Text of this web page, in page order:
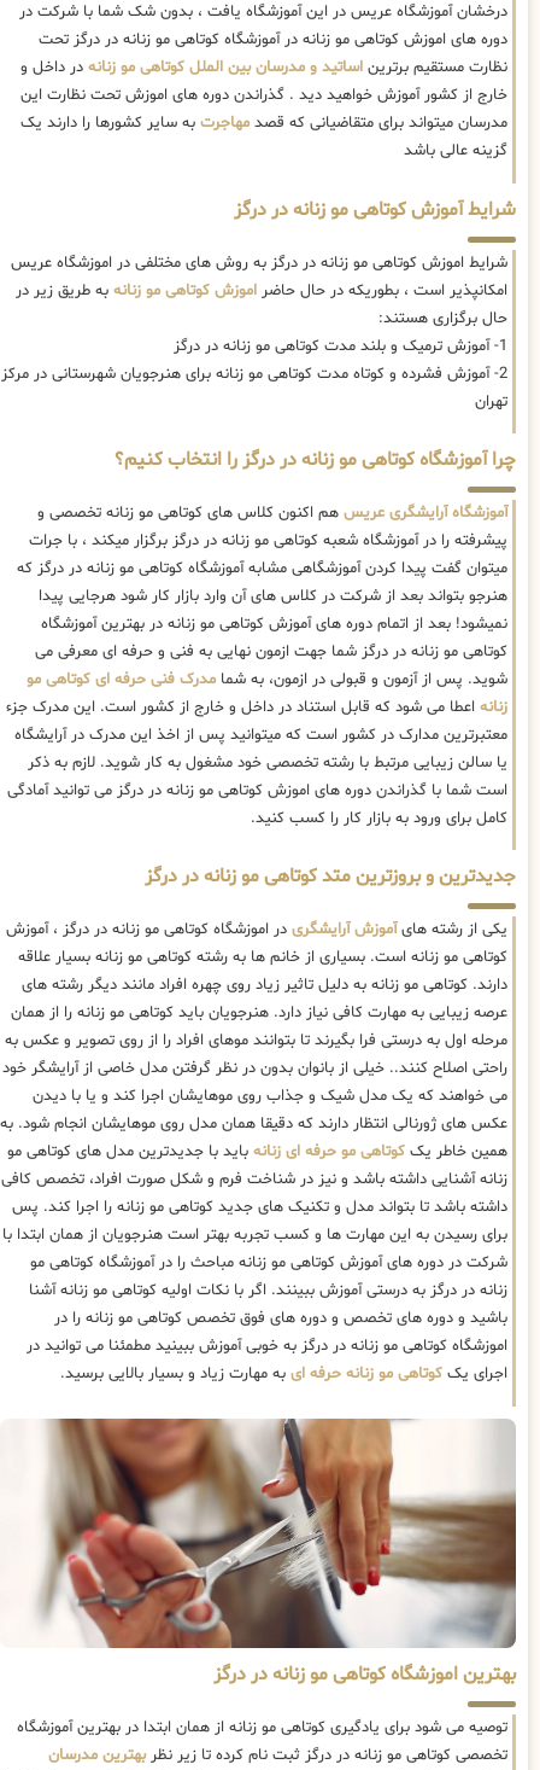
درخشان آموزشگاه عریس در این آموزشگاه یافت ، بدون شک شما با شرکت در
دوره های اموزش کوتاهی مو زنانه در آموزشگاه کوتاهی مو زنانه در درگز تحت
نظارت مستقیم برتریناساتید و مدرسان بین الملل کوتاهی مو زنانهدر داخل و
خارج از کشور آموزش خواهید دید . گذراندن دوره های اموزش تحت نظارت این
مدرسان میتواند برای متقاضیانی که قصدمهاجرتبه سایر کشورها را دارند یک
گزینه عالی باشد
شرایط آموزش کوتاهی مو زنانه در درگز
شرایط اموزش کوتاهی مو زنانه در درگز به روش های مختلفی در اموزشگاه عریس
امکانپذیر است ، بطوریکه در حال حاضراموزش کوتاهی مو زنانهبه طریق زیر در
حال برگزاری هستند:
2- آموزش فشرده و کوتاه مدت کوتاهی مو زنانه برای هنرجویان شهرستانی در مرکز
تهران
چرا آموزشگاه کوتاهی مو زنانه در درگز را انتخاب کنیم؟
آموزشگاه آرایشگری عریسهم اکنون کلاس های کوتاهی مو زنانه تخصصی و
پیشرفته را در آموزشگاه شعبه کوتاهی مو زنانه در درگز برگزار میکند ، با جرات
میتوان گفت پیدا کردن آموزشگاهی مشابه آموزشگاه کوتاهی مو زنانه در درگز که
هنرجو بتواند بعد از شرکت در کلاس های آن وارد بازار کار شود هرجایی پیدا
نمیشود! بعد از اتمام دوره های آموزش کوتاهی مو زنانه در بهترین آموزشگاه
کوتاهی مو زنانه در درگز شما جهت ازمون نهایی به فنی و حرفه ای معرفی می
شوید. پس از آزمون و قبولی در ازمون، به شمامدرک فنی حرفه ای کوتاهی مو
زنانهاعطا می شود که قابل استناد در داخل و خارج از کشور است. این مدرک جزء
معتبرترین مدارک در کشور است که میتوانید پس از اخذ این مدرک در آرایشگاه
یا سالن زیبایی مرتبط با رشته تخصصی خود مشغول به کار شوید. لازم به ذکر
است شما با گذراندن دوره های اموزش کوتاهی مو زنانه در درگز می توانید آمادگی
کامل برای ورود به بازار کار را کسب کنید.
جدیدترین و بروزترین متد کوتاهی مو زنانه در درگز
یکی از رشته هایآموزش آرایشگریدر اموزشگاه کوتاهی مو زنانه در درگز ، آموزش
کوتاهی مو زنانه است. بسیاری از خانم ها به رشته کوتاهی مو زنانه بسیار علاقه
دارند. کوتاهی مو زنانه به دلیل تاثیر زیاد روی چهره افراد مانند دیگر رشته های
عرصه زیبایی به مهارت کافی نیاز دارد. هنرجویان باید کوتاهی مو زنانه را از همان
مرحله اول به درستی فرا بگیرند تا بتوانند موهای افراد را از روی تصویر و عکس به
راحتی اصلاح کنند.. خیلی از بانوان بدون در نظر گرفتن مدل خاصی از آرایشگر خود
می خواهند که یک مدل شیک و جذاب روی موهایشان اجرا کند و یا با دیدن
عکس های ژورنالی انتظار دارند که دقیقا همان مدل روی موهایشان انجام شود. به
همین خاطر یککوتاهی مو حرفه ای زنانهباید با جدیدترین مدل های کوتاهی مو
زنانه آشنایی داشته باشد و نیز در شناخت فرم و شکل صورت افراد، تخصص کافی
داشته باشد تا بتواند مدل و تکنیک های جدید کوتاهی مو زنانه را اجرا کند. پس
برای رسیدن به این مهارت ها و کسب تجربه بهتر است هنرجویان از همان ابتدا با
شرکت در دوره های آموزش کوتاهی مو زنانه مباحث را در آموزشگاه کوتاهی مو
زنانه در درگز به درستی آموزش ببینند. اگر با نکات اولیه کوتاهی مو زنانه آشنا
باشید و دوره های تخصص و دوره های فوق تخصص کوتاهی مو زنانه را در
اموزشگاه کوتاهی مو زنانه در درگز به خوبی آموزش ببینید مطمئنا می توانید در
اجرای یککوتاهی مو زنانه حرفه ایبه مهارت زیاد و بسیار بالایی برسید.
بهترین اموزشگاه کوتاهی مو زنانه در درگز
توصیه می شود برای یادگیری کوتاهی مو زنانه از همان ابتدا در بهترین آموزشگاه
تخصصی کوتاهی مو زنانه در درگز ثبت نام کرده تا زیر نظربهترین مدرسان